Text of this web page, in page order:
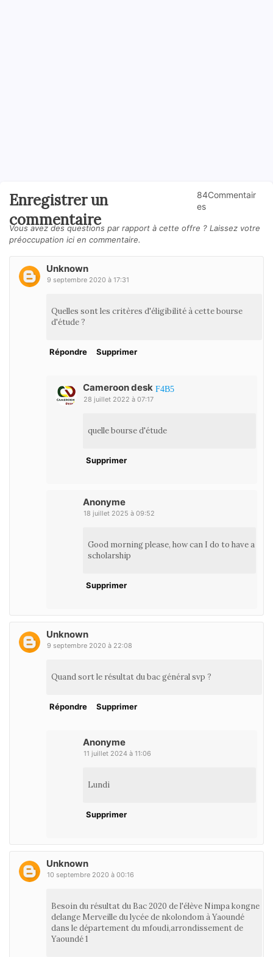
Enregistrer un
commentaire
84Commentair
es
Vous avez des questions par rapport à cette offre ? Laissez votre
préoccupation ici en commentaire.
Unknown
9 septembre 2020 à 17:31
Quelles sont les critères d'éligibilité à cette bourse
d'étude ?
Répondre Supprimer
Cameroon desk
28 juillet 2022 à 07:17
quelle bourse d'étude
Supprimer
Anonyme
18 juillet 2025 à 09:52
Good morning please, how can I do to have a
scholarship
Supprimer
Unknown
9 septembre 2020 à 22:08
Quand sort le résultat du bac général svp ?
Répondre Supprimer
Anonyme
11 juillet 2024 à 11:06
Lundi
Supprimer
Unknown
10 septembre 2020 à 00:16
Besoin du résultat du Bac 2020 de l'élève Nimpa kongne
delange Merveille du lycée de nkolondom à Yaoundé
dans le département du mfoudi,arrondissement de
Yaoundé 1